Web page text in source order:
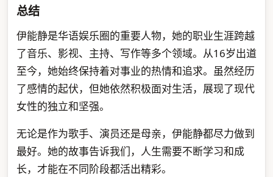
总结
伊能静是华语娱乐圈的重要人物，她的职业生涯跨越
了音乐、影视、主持、写作等多个领域。从16岁出道
至今，她始终保持着对事业的热情和追求。虽然经历
了感情的起伏，但她依然积极面对生活，展现了现代
女性的独立和坚强。
无论是作为歌手、演员还是母亲，伊能静都尽力做到
最好。她的故事告诉我们，人生需要不断学习和成
长，才能在不同阶段都活出精彩。